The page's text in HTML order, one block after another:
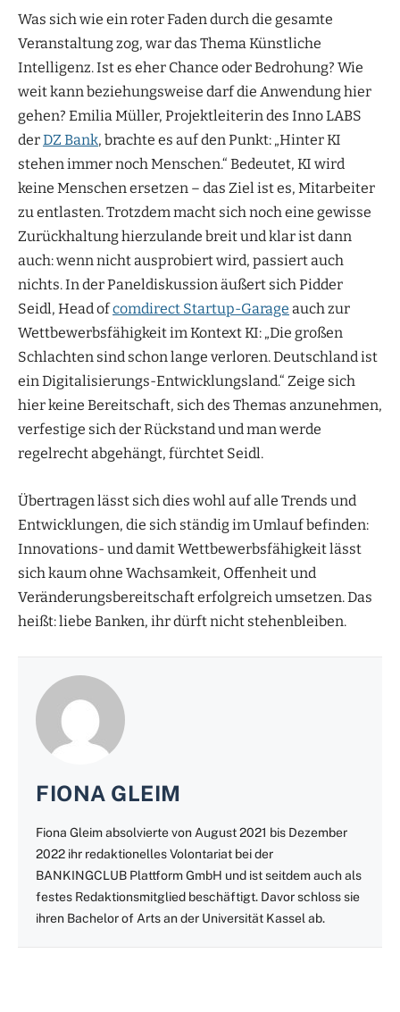
Was sich wie ein roter Faden durch die gesamte
Veranstaltung zog, war das Thema Künstliche
Intelligenz. Ist es eher Chance oder Bedrohung? Wie
weit kann beziehungsweise darf die Anwendung hier
gehen? Emilia Müller, Projektleiterin des Inno LABS
derDZ Bank, brachte es auf den Punkt: „Hinter KI
stehen immer noch Menschen.“ Bedeutet, KI wird
keine Menschen ersetzen – das Ziel ist es, Mitarbeiter
zu entlasten. Trotzdem macht sich noch eine gewisse
Zurückhaltung hierzulande breit und klar ist dann
auch: wenn nicht ausprobiert wird, passiert auch
nichts. In der Paneldiskussion äußert sich Pidder
Seidl, Head ofcomdirect Startup-Garage auch zur
Wettbewerbsfähigkeit im Kontext KI: „Die großen
Schlachten sind schon lange verloren. Deutschland ist
ein Digitalisierungs-Entwicklungsland.“ Zeige sich
hier keine Bereitschaft, sich des Themas anzunehmen,
verfestige sich der Rückstand und man werde
regelrecht abgehängt, fürchtet Seidl.
Übertragen lässt sich dies wohl auf alle Trends und
Entwicklungen, die sich ständig im Umlauf befinden:
Innovations- und damit Wettbewerbsfähigkeit lässt
sich kaum ohne Wachsamkeit, Offenheit und
Veränderungsbereitschaft erfolgreich umsetzen. Das
heißt: liebe Banken, ihr dürft nicht stehenbleiben.
FIONA GLEIM
Fiona Gleim absolvierte von August 2021 bis Dezember
2022 ihr redaktionelles Volontariat bei der
BANKINGCLUB Plattform GmbH und ist seitdem auch als
festes Redaktionsmitglied beschäftigt. Davor schloss sie
ihren Bachelor of Arts an der Universität Kassel ab.